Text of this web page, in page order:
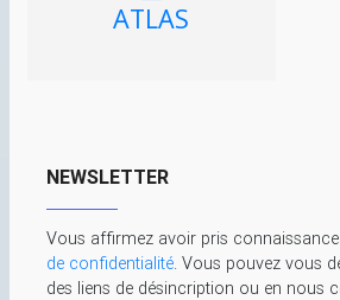
ATLAS
NEWSLETTER
Vous affirmez avoir pris
de confidentialité. Vous pouvez vous
des liens de désincription ou en nous